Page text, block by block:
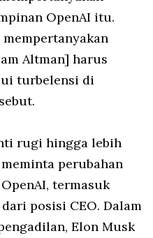
OpenAI itu.
mempertanyakan
Altman] harus
turbelensi di
rugi hingga lebih
perubahan
termasuk
posisi CEO. Dalam
Elon Musk